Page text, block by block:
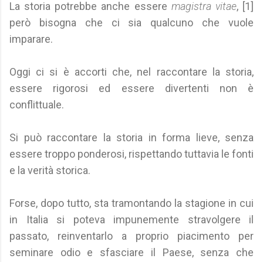
La storia potrebbe anche essere magistra vitae, [1]
però bisogna che ci sia qualcuno che vuole
imparare.
Oggi ci si è accorti che, nel raccontare la storia,
essere rigorosi ed essere divertenti non è
conflittuale.
Si può raccontare la storia in forma lieve, senza
essere troppo ponderosi, rispettando tuttavia le fonti
e la verità storica.
Forse, dopo tutto, sta tramontando la stagione in cui
in Italia si poteva impunemente stravolgere il
passato, reinventarlo a proprio piacimento per
seminare odio e sfasciare il Paese, senza che